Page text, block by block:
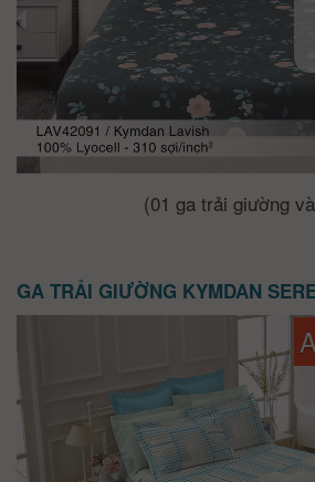
(01 ga trải giường
GA TRẢI GIƯỜNG KYMDAN